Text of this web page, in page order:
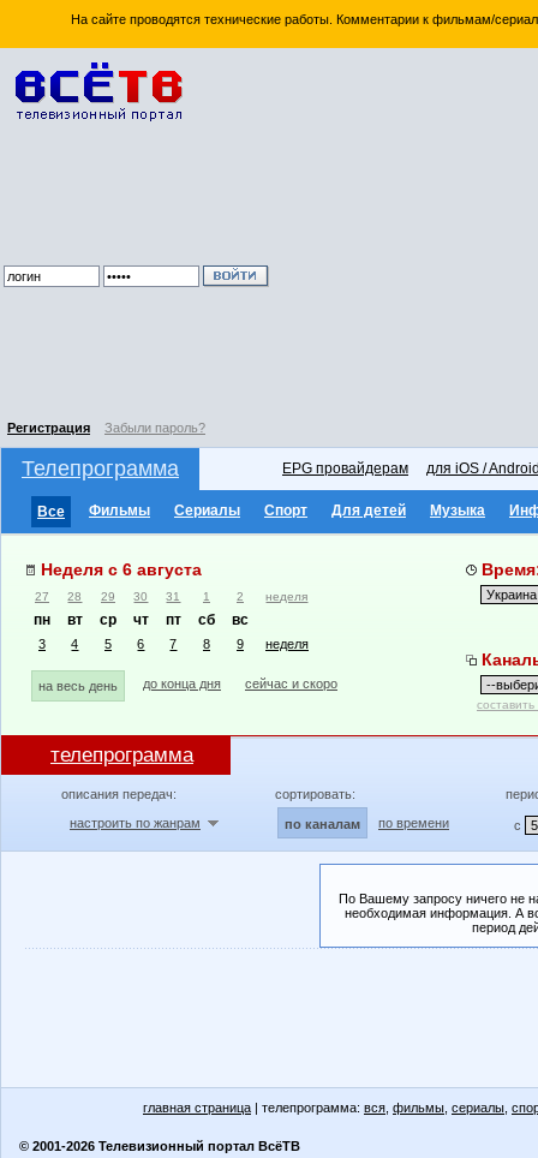
На сайте проводятся технические работы. Комментарии к фильмам/
Регистрация Забыли пароль?
Телепрограмма EPG провайдерам для iOS /
Все Фильмы Сериалы Спорт Для детей Музыка
Неделя с 6 августа
27 28 29 30 31 1 2 неделя
пн вт ср чт пт сб вс
3 4 5 6 7 8 9 неделя
на весь день до конца дня сейчас и скоро
телепрограмма
описания передач:
настроить по жанрам
сортировать:
по каналам по времени с
По Вашему запросу ничего не
необходимая информация. А
период
главная страница | телепрограмма: вся фильмы сериалы
© 2001-2026 Телевизионный портал ВсёТВ